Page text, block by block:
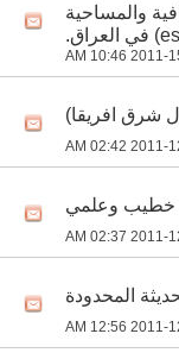
والمساحية
10:46 AM
شرق افريقا)
02:42 AM
خطيب وعلمي
02:37 AM
المحدودة
12:56 AM